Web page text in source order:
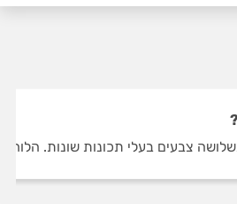
צבעים בעלי תכונות שונות.